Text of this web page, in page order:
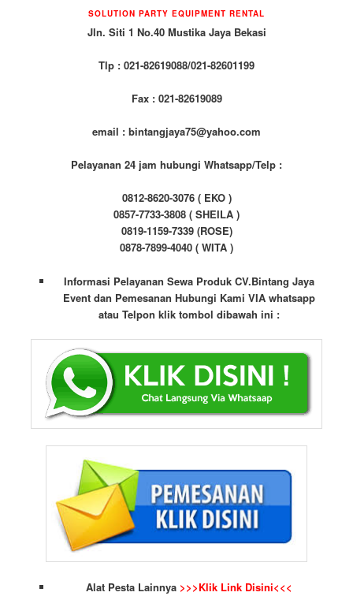
SOLUTION PARTY EQUIPMENT RENTAL
Jln. Siti 1 No.40 Mustika Jaya Bekasi
Tlp : 021-82619088/021-82601199
Fax : 021-82619089
email : bintangjaya75@yahoo.com
Pelayanan 24 jam hubungi Whatsapp/Telp :
0812-8620-3076 ( EKO )
0857-7733-3808 ( SHEILA )
0819-1159-7339 (ROSE)
0878-7899-4040 ( WITA )
Informasi Pelayanan Sewa Produk CV.Bintang Jaya
Event dan Pemesanan Hubungi Kami VIA whatsapp
atau Telpon klik tombol dibawah ini :
Alat Pesta Lainnya >>>Klik Link Disini<<<